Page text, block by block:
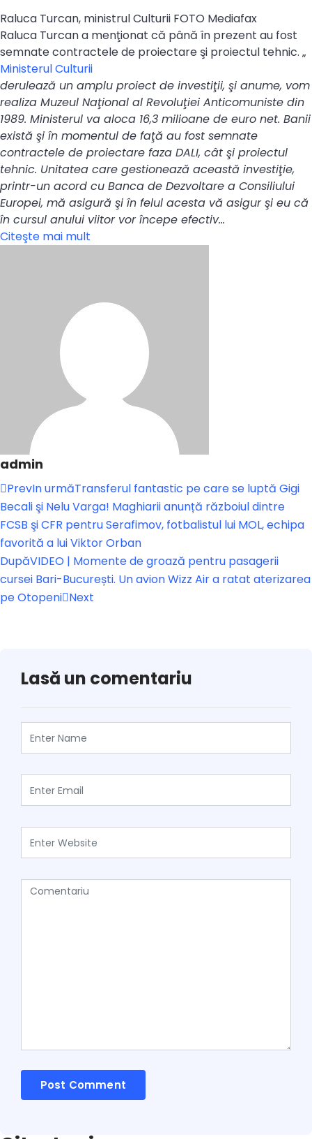
Raluca Turcan, ministrul Culturii FOTO Mediafax
Raluca Turcan a menţionat că până în prezent au fost
semnate contractele de proiectare şi proiectul tehnic. „
Ministerul Culturii
derulează un amplu proiect de investiţii, şi anume, vom
realiza Muzeul Naţional al Revoluţiei Anticomuniste din
1989. Ministerul va aloca 16,3 milioane de euro net. Banii
există şi în momentul de faţă au fost semnate
contractele de proiectare faza DALI, cât şi proiectul
tehnic. Unitatea care gestionează această investiţie,
printr-un acord cu Banca de Dezvoltare a Consiliului
Europei, mă asigură şi în felul acesta vă asigur şi eu că
în cursul anului viitor vor începe efectiv…
Citeşte mai mult
admin
PrevIn urmăTransferul fantastic pe care se luptă Gigi
Becali şi Nelu Varga! Maghiarii anunță războiul dintre
FCSB şi CFR pentru Serafimov, fotbalistul lui MOL, echipa
favorită a lui Viktor Orban
DupăVIDEO | Momente de groază pentru pasagerii
cursei Bari-București. Un avion Wizz Air a ratat aterizarea
pe Otopeni Next
Lasă un comentariu